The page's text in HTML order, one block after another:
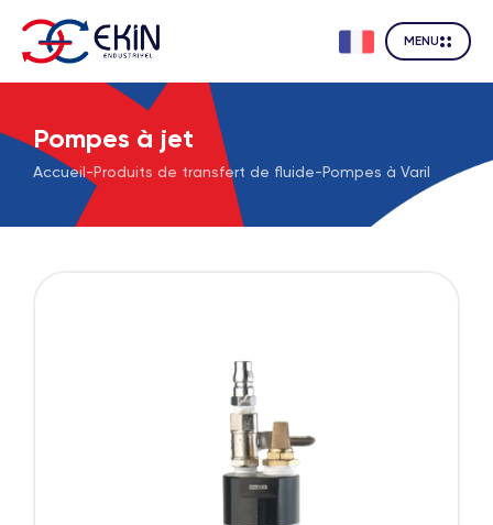
MENU
Pompes à jet
Accueil- Produits de transfert de fluide- Pompes à Varil